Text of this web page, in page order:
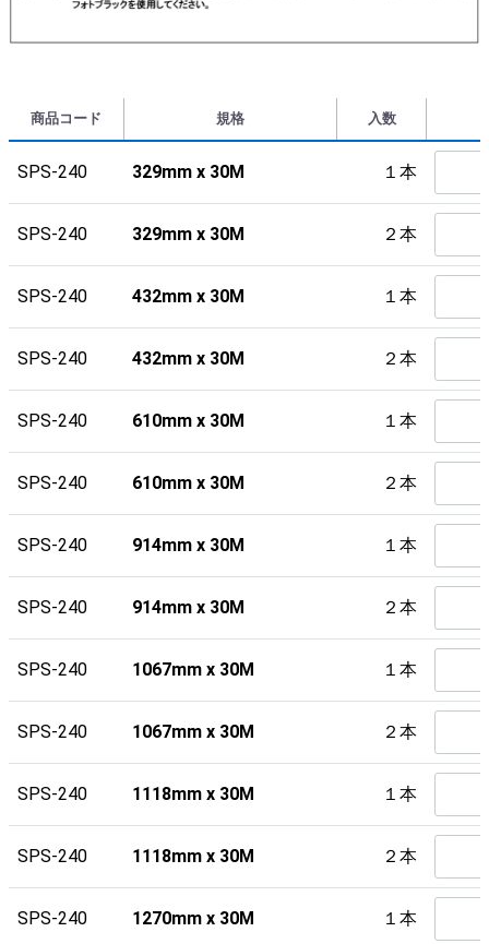
商品コード 規格 入数
SPS-240 329mm x 30M １本
SPS-240 329mm x 30M ２本
SPS-240 432mm x 30M １本
SPS-240 432mm x 30M ２本
SPS-240 610mm x 30M １本
SPS-240 610mm x 30M ２本
SPS-240 914mm x 30M １本
SPS-240 914mm x 30M ２本
SPS-240 1067mm x 30M １本
SPS-240 1067mm x 30M ２本
SPS-240 1118mm x 30M １本
SPS-240 1118mm x 30M ２本
SPS-240 1270mm x 30M １本